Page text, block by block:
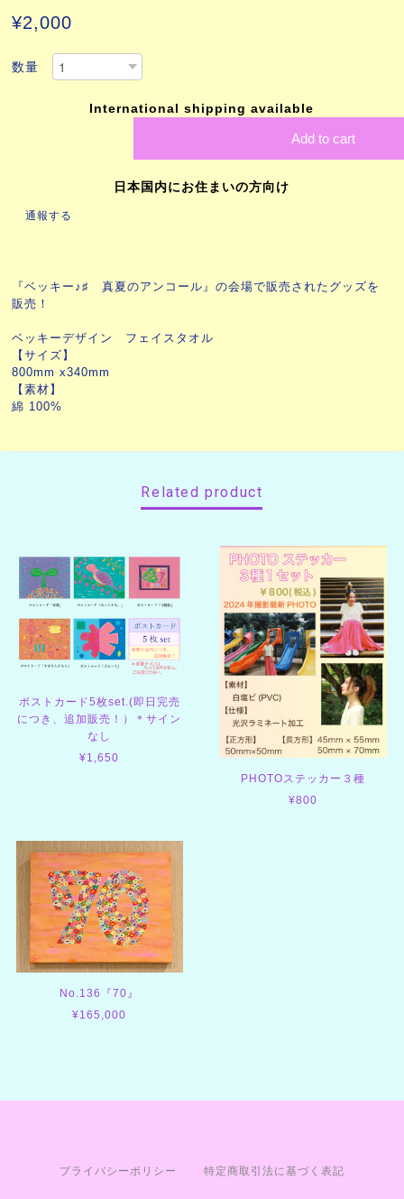
¥2,000
数量
International shipping available
Add to cart
日本国内にお住まいの方向け
通報する
『ベッキー♪♯ 真夏のアンコール』の会場で販売されたグッズを
販売！
ベッキーデザイン フェイスタオル
【サイズ】
800mm x340mm
【素材】
綿 100%
Related product
ポストカード5枚set.(即日完売
につき、追加販売！）＊サイン
なし
¥1,650
PHOTOステッカー３種
¥800
No.136『70』
¥165,000
プライバシーポリシー 特定商取引法に基づく表記